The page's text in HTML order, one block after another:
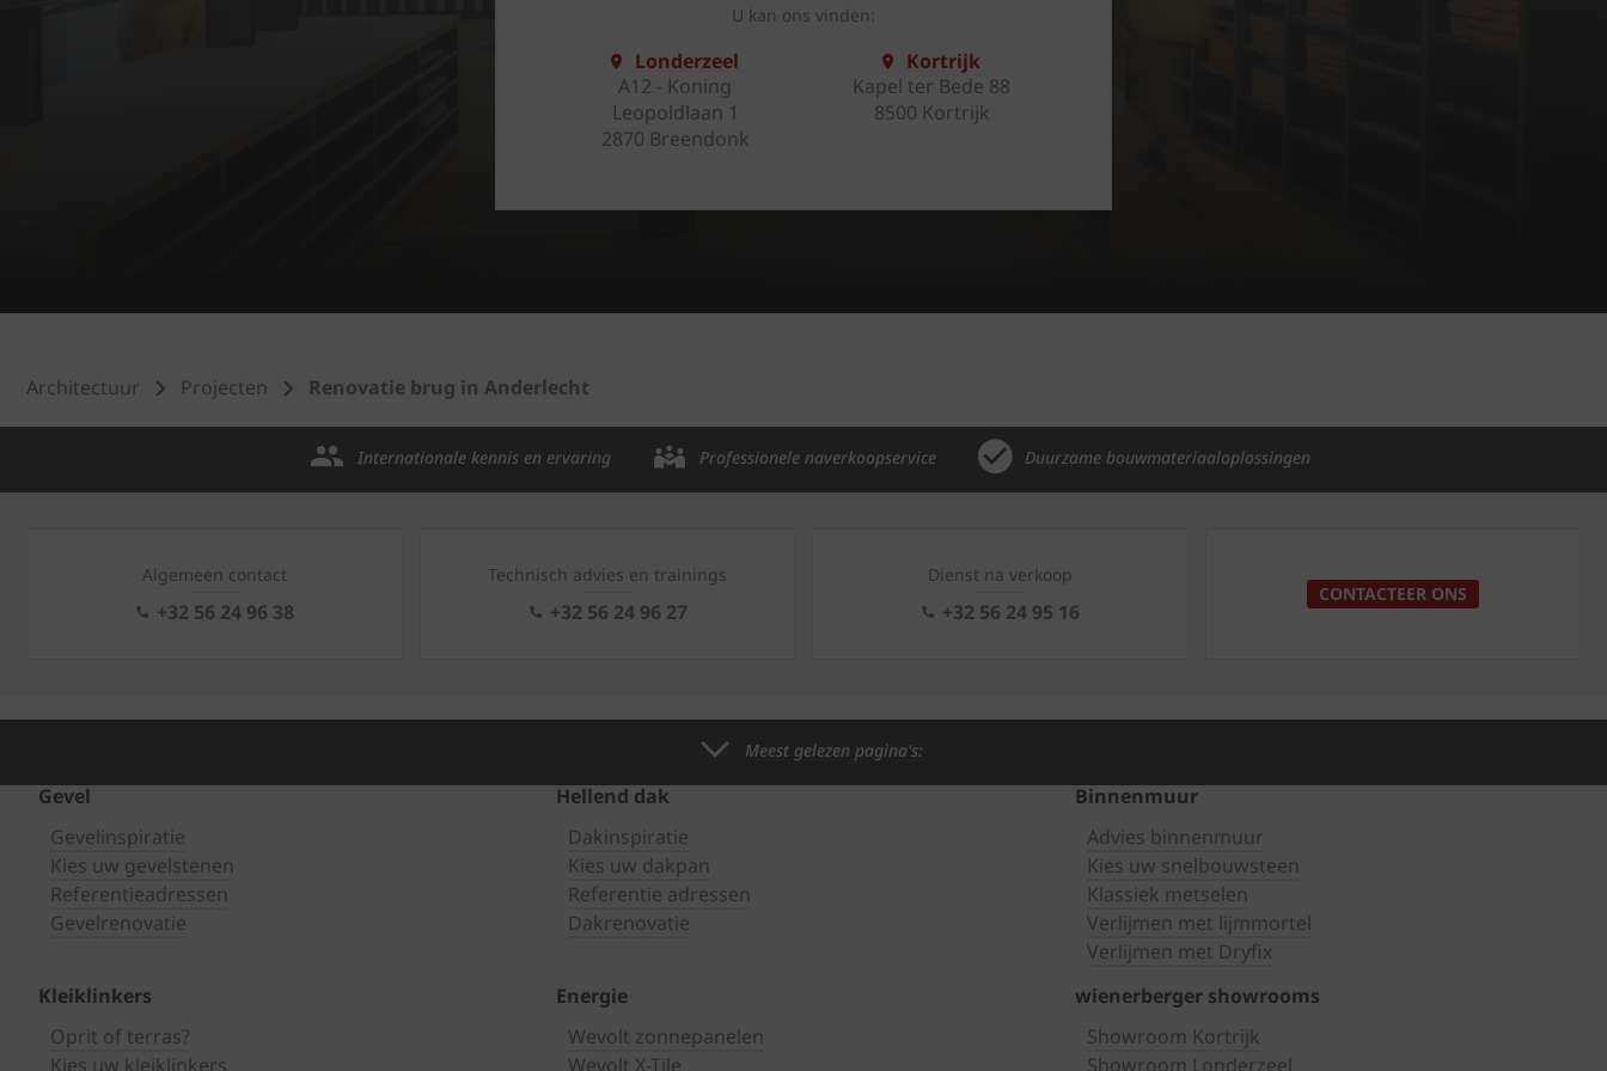
U kan ons vinden:
Londerzeel
A12 - Koning
Leopoldlaan 1
2870 Breendonk
Kortrijk
Kapel ter Bede 88
8500 Kortrijk
Architectuur Projecten Renovatie brug in Anderlecht
Internationale kennis en ervaring Professionele naverkoopservice Duurzame bouwmateriaaloplossingen
Algemeen contact
+32 56 24 96 38
Technisch advies en trainings
+32 56 24 96 27
Dienst na verkoop
+32 56 24 95 16
CONTACTEER ONS
Meest gelezen pagina's:
Gevel
Gevelinspiratie
Kies uw gevelstenen
Referentieadressen
Gevelrenovatie
Hellend dak
Dakinspiratie
Kies uw dakpan
Referentie adressen
Dakrenovatie
Binnenmuur
Advies binnenmuur
Kies uw snelbouwsteen
Klassiek metselen
Verlijmen met lijmmortel
Verlijmen met Dryfix
Kleiklinkers
Oprit of terras?
Kies uw kleiklinkers
Energie
Wevolt zonnepanelen
Wevolt X-Tile
wienerberger showrooms
Showroom Kortrijk
Showroom Londerzeel